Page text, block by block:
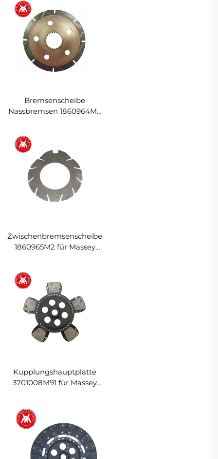
Bremsenscheibe
Nassbremsen 1860964M2
Zwischenbremsenscheibe
1860965M2 für Massey
Kupplungshauptplatte
3701008M91 für Massey